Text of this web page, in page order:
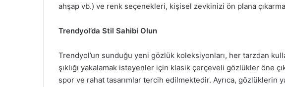
ahşap vb.) ve renk seçenekleri, kişisel zevkinizi ön plana
Trendyol’da Stil Sahibi Olun
Trendyol’un sunduğu yeni gözlük koleksiyonları, her tarzdan
şıklığı yakalamak isteyenler için klasik çerçeveli gözlükler öne
spor ve rahat tasarımlar tercih edilmektedir. Ayrıca, gözlüklerin